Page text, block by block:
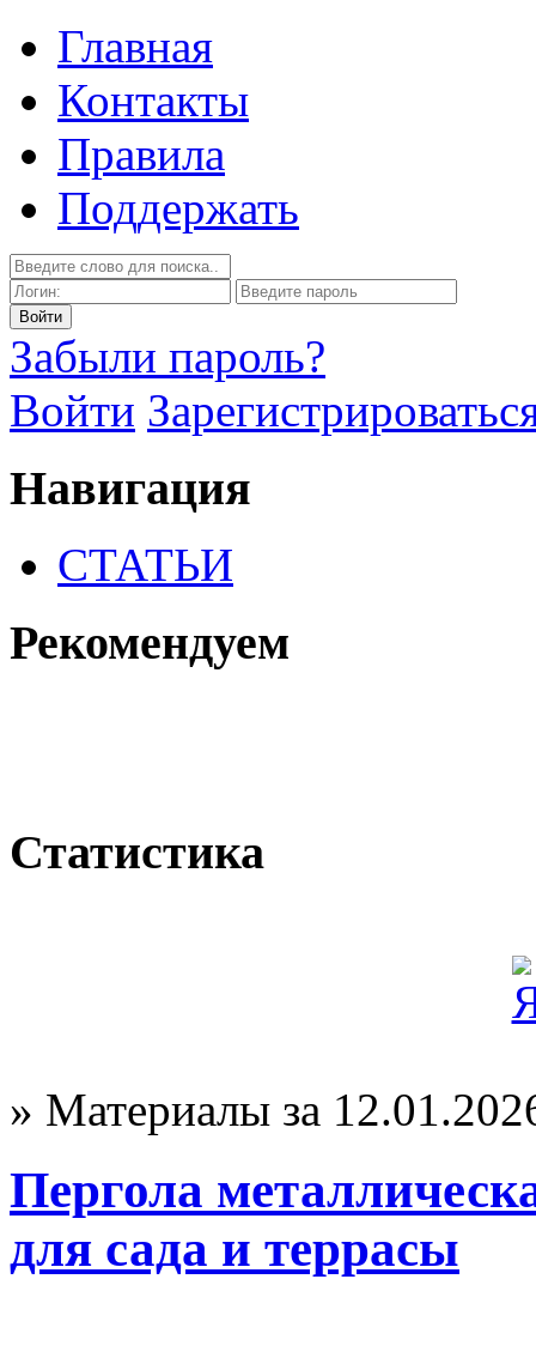
Главная
Контакты
Правила
Поддержать
Забыли пароль?
Войти
Навигация
СТАТЬИ
Рекомендуем
Статистика
» Материалы за
Пергола
для сада и террасы